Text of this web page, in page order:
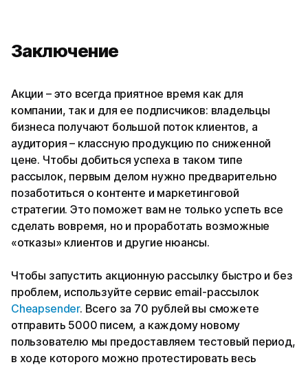
Заключение
Акции – это всегда приятное время как для
компании, так и для ее подписчиков: владельцы
бизнеса получают большой поток клиентов, а
аудитория – классную продукцию по сниженной
цене. Чтобы добиться успеха в таком типе
рассылок, первым делом нужно предварительно
позаботиться о контенте и маркетинговой
стратегии. Это поможет вам не только успеть все
сделать вовремя, но и проработать возможные
«отказы» клиентов и другие нюансы.
Чтобы запустить акционную рассылку быстро и без
проблем, используйте сервис email-рассылок
Cheapsender. Всего за 70 рублей вы сможете
отправить 5000 писем, а каждому новому
пользователю мы предоставляем тестовый период,
в ходе которого можно протестировать весь